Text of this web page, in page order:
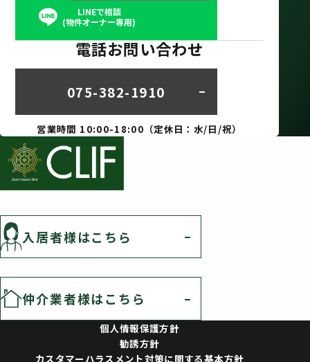
LINEで相談
(物件オーナー専用)
電話お問い合わせ
075-382-1910
営業時間 10:00-18:00（定休日：水/日/祝）
入居者様はこちら
仲介業者様はこちら
個人情報保護方針
勧誘方針
カスタマーハラスメント対策に関する基本方針